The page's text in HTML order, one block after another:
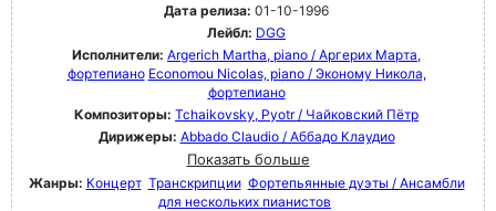
Дата релиза: 01-10-1996
Лейбл: DGG
Исполнители: Argerich Martha, piano / Аргерих Марта,
фортепиано Economou Nicolas, piano / Эконому Никола,
фортепиано
Композиторы: Tchaikovsky, Pyotr / Чайковский Пётр
Дирижеры: Abbado Claudio / Аббадо Клаудио
Показать больше
Жанры: Концерт Транскрипции Фортепьянные дуэты / Ансамбли
для нескольких пианистов